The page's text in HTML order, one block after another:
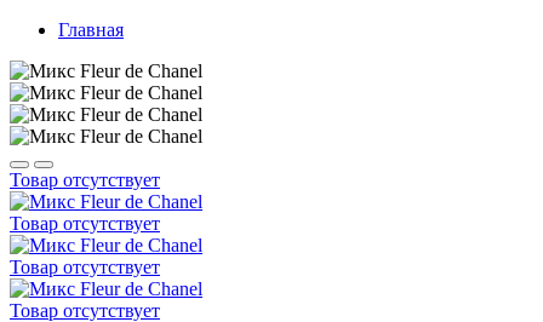
Главная
Товар отсутствует
Товар отсутствует
Товар отсутствует
Товар отсутствует